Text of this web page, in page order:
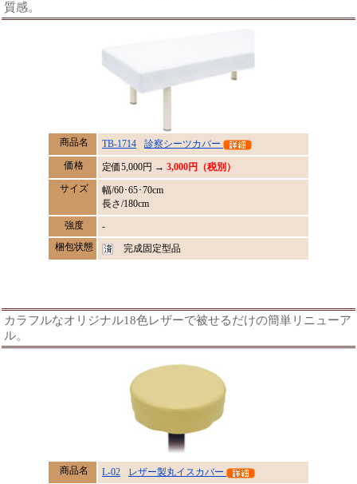
質感。
商品名 TB-1714
診察シーツカバー
価格
定価5,000円 → 3,000円（税別）
サイズ
幅/60･65･70cm
長さ/180cm
強度
-
梱包状態
完成固定型品
カラフルなオリジナル18色レザーで被せるだけの簡単リニューア
ル。
商品名 L-02
レザー製丸イスカバー